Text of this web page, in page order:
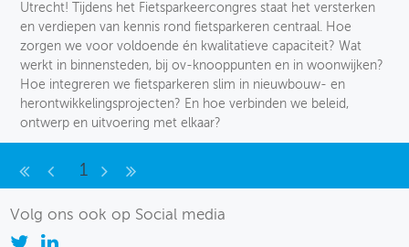
Volg ons ook op Social media
Utrecht! Tijdens het Fietsparkeercongres staat het versterken
en verdiepen van kennis rond fietsparkeren centraal. Hoe
zorgen we voor voldoende én kwalitatieve capaciteit? Wat
werkt in binnensteden, bij ov-knooppunten en in woonwijken?
Hoe integreren we fietsparkeren slim in nieuwbouw- en
herontwikkelingsprojecten? En hoe verbinden we beleid,
ontwerp en uitvoering met elkaar?
1